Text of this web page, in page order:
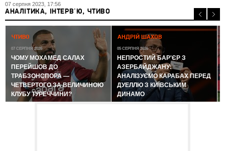
07 серпня 2023, 17:56
АНАЛІТИКА, ІНТЕРВ'Ю, ЧТИВО
ЧТИВО
07 СЕРПНЯ 2026
ЧОМУ МОХАМЕД САЛАХ
ПЕРЕЙШОВ ДО
ТРАБЗОНСПОРА —
ЧЕТВЕРТОГО ЗА ВЕЛИЧИНОЮ
КЛУБУ ТУРЕЧЧИНИ?
АНДРІЙ ШАХОВ
05 СЕРПНЯ 2026
НЕПРОСТИЙ БАР'ЄР З
АЗЕРБАЙДЖАНУ:
АНАЛІЗУЄМО КАРАБАХ ПЕРЕД
ДУЕЛЛЮ З КИЇВСЬКИМ
ДИНАМО